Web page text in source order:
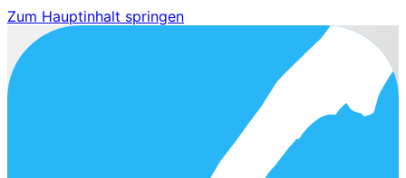
Zum Hauptinhalt springen